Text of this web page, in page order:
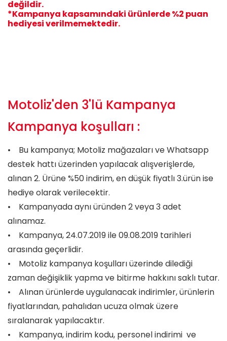
değildir.
*Kampanya kapsamındaki ürünlerde %2 puan
hediyesi verilmemektedir.
Motoliz'den 3'lü Kampanya
Kampanya koşulları :
• Bu kampanya; Motoliz mağazaları ve Whatsapp
destek hattı üzerinden yapılacak alışverişlerde,
alınan 2. Ürüne %50 indirim, en düşük fiyatlı 3.ürün ise
hediye olarak verilecektir.
• Kampanyada aynı üründen 2 veya 3 adet
alınamaz.
• Kampanya, 24.07.2019 ile 09.08.2019 tarihleri
arasında geçerlidir.
• Motoliz kampanya koşulları üzerinde dilediği
zaman değişiklik yapma ve bitirme hakkını saklı tutar.
• Alınan ürünlerde uygulanacak indirimler, ürünlerin
fiyatlarından, pahalıdan ucuza olmak üzere
sıralanarak yapılacaktır.
• Kampanya, indirim kodu, personel indirimi ve